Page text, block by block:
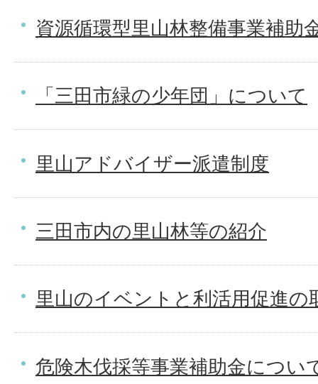
資源循環型里山林整備事業補助
「三田市緑の少年団」について
里山アドバイザー派遣制度
三田市内の里山林等の紹介
里山のイベントと利活用促進の
危険木伐採等事業補助金につい